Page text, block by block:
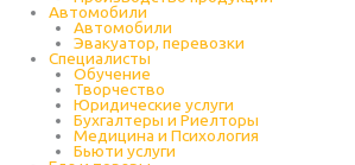
Автомобили
Автомобили
Эвакуатор, перевозки
Специалисты
Обучение
Творчество
Юридические услуги
Бухгалтеры и Риелторы
Медицина и Психология
Бьюти услуги